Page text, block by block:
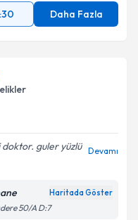
Daha Fazla
guler yüzlü Devamı
Haritada Göster
50/A D:7